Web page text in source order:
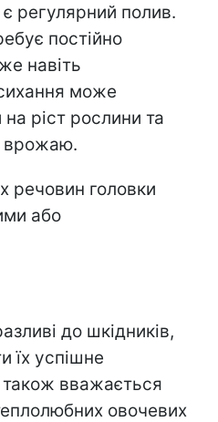
регулярний полив.
постійно
навіть
може
ріст рослини та
врожаю.
речовин головки
або
до шкідників,
їх успішне
вважається
овочевих